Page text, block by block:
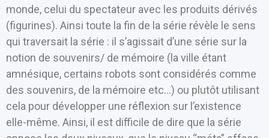
monde, celui du spectateur avec les produits dérivés
(figurines). Ainsi toute la fin de la série révèle le sens
qui traversait la série : il s’agissait d’une série sur la
notion de souvenirs/ de mémoire (la ville étant
amnésique, certains robots sont considérés comme
des souvenirs, de la mémoire etc…) ou plutôt utilisant
cela pour développer une réflexion sur l’existence
elle-même. Ainsi, il est difficile de dire que la série